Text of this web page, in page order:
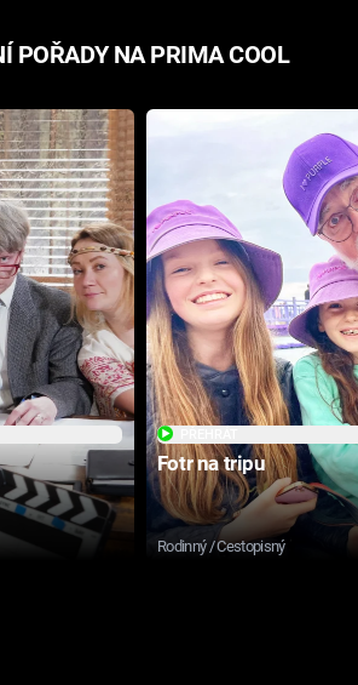
POŘADY NA PRIMA COOL
Fotr na tripu
Rodinný / Cestopisný